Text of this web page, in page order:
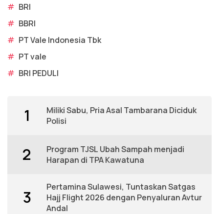
# BRI
# BBRI
# PT Vale Indonesia Tbk
# PT vale
# BRI PEDULI
1
Miliki Sabu, Pria Asal Tambarana Diciduk
Polisi
2
Program TJSL Ubah Sampah menjadi
Harapan di TPA Kawatuna
3
Pertamina Sulawesi, Tuntaskan Satgas
Hajj Flight 2026 dengan Penyaluran Avtur
Andal